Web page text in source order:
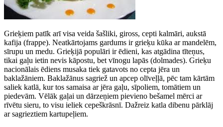
Grieķiem patīk arī visa veida šašliki, giross, cepti kalmāri, aukstā
kafija (frappe). Neatkārtojams gardums ir grieķu kūka ar mandelēm,
sīrupu un medu. Grieķijā populāri ir ēdieni, kas atgādina tīteņus,
tikai gaļu ietin nevis kāpostu, bet vīnogu lapās (dolmades). Grieķu
nacionālais ēdiens musaka tiek gatavots no cepta jēra un
baklažāniem. Baklažānus sagriež un apcep olīveļļā, pēc tam kārtām
saliek katlā, kur tos samaisa ar jēra gaļu, sīpoliem, tomātiem un
piedevām. Vēlāk gaļai un dārzeņiem pievieno bešamel mērci ar
rīvētu sieru, to visu ieliek cepeškrāsnī. Dažreiz katla dibenu pārklāj
ar sagrieztiem kartupeļiem.